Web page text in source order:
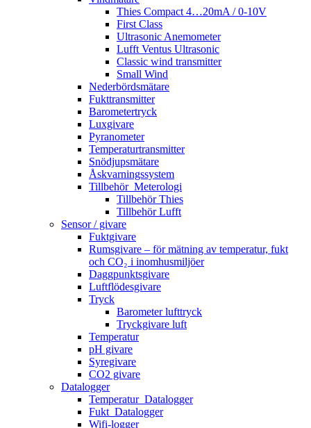
Thies Compact 4…20mA / 0-10V
First Class
Ultrasonic Anemometer
Lufft Ventus Ultrasonic
Classic wind transmitter
Small Wind
Nederbördsmätare
Fukttransmitter
Barometertryck
Luxgivare
Pyranometer
Temperaturtransmitter
Snödjupsmätare
Åskvarningssystem
Tillbehör_Meterologi
Tillbehör Thies
Tillbehör Lufft
Sensor / givare
Fuktgivare
Rumsgivare – för mätning av temperatur, fukt
och CO₂ i inomhusmiljöer
Daggpunktsgivare
Luftflödesgivare
Tryck
Barometer lufttryck
Tryckgivare luft
Temperatur
pH givare
Syregivare
CO2 givare
Datalogger
Temperatur_Datalogger
Fukt_Datalogger
Wifi-logger